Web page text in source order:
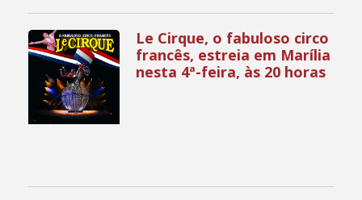
Le Cirque, o fabuloso circo
francês, estreia em Marília
nesta 4ª-feira, às 20 horas